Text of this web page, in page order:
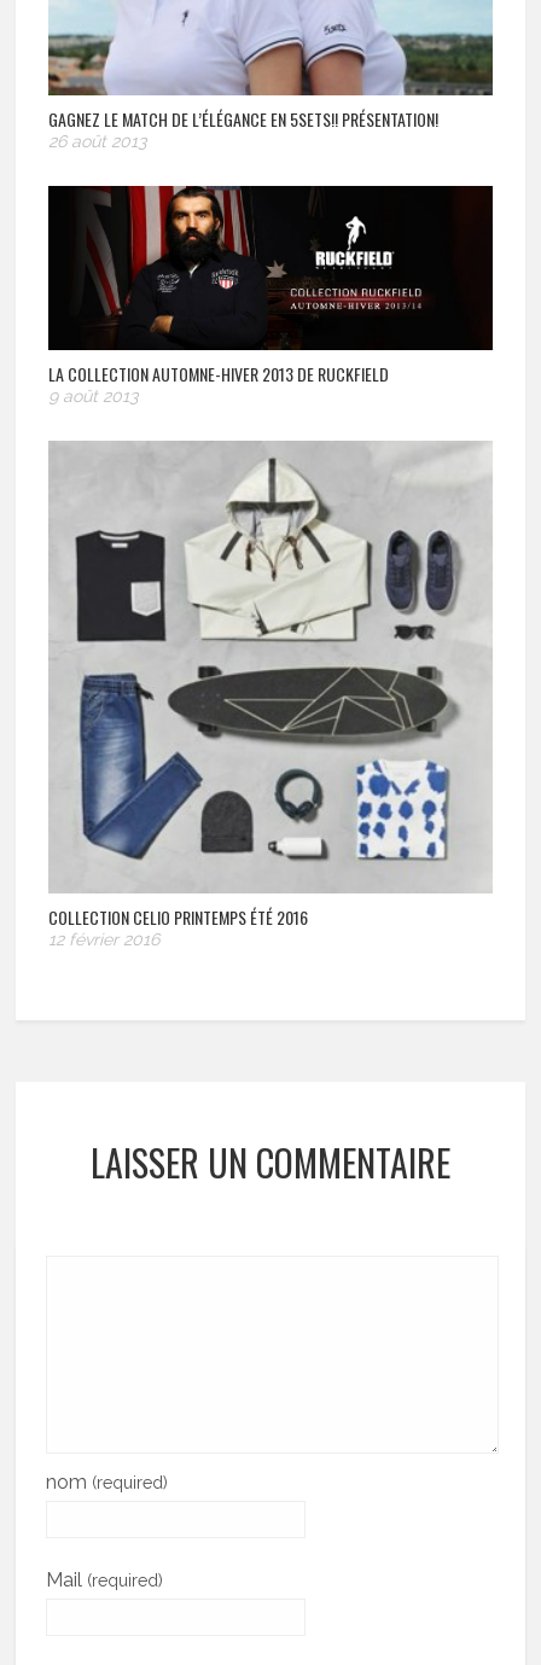
GAGNEZ LE MATCH DE L’ÉLÉGANCE EN 5SETS!! PRÉSENTATION!
26 août 2013
LA COLLECTION AUTOMNE-HIVER 2013 DE RUCKFIELD
9 août 2013
COLLECTION CELIO PRINTEMPS ÉTÉ 2016
12 février 2016
LAISSER UN COMMENTAIRE
nom (required)
Mail (required)